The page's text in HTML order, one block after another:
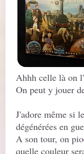
Ahhh celle là on
On peut y jouer
J'adore même si
dégénérées en
A son tour, on
quelle couleur